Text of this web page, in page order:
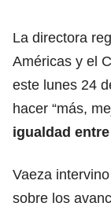
La directora
Américas y el
este lunes 24
hacer “más,
igualdad
Vaeza
sobre los